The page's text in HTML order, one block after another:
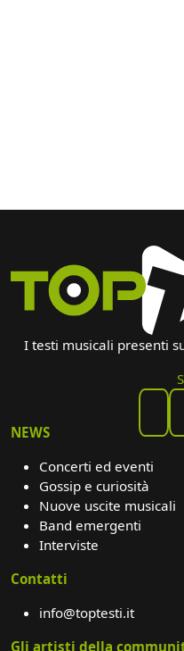
I testi musicali presenti
NEWS
Concerti ed eventi
Gossip e curiosità
Nuove uscite musicali
Band emergenti
Interviste
Contatti
info@toptesti.it
Gli artisti della